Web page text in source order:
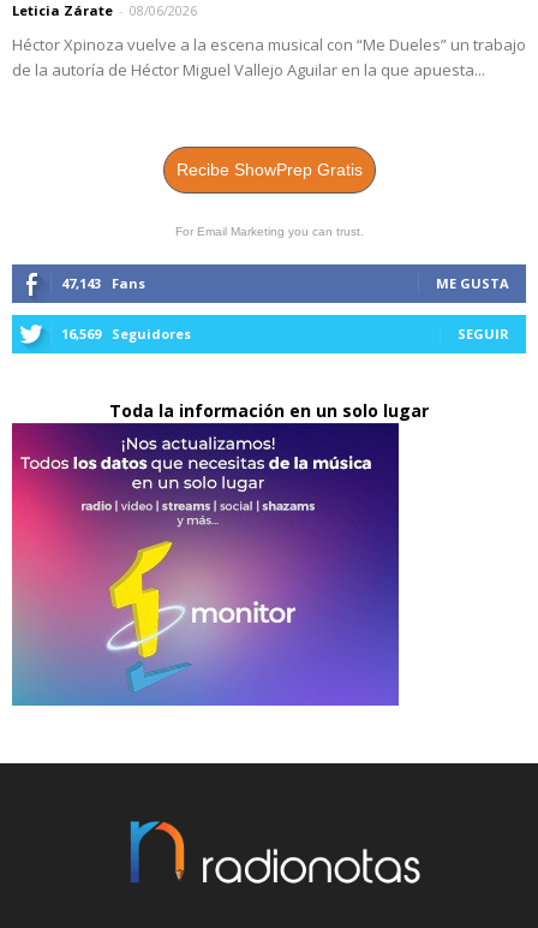
Leticia Zárate - 08/06/2026
Héctor Xpinoza vuelve a la escena musical con “Me Dueles” un trabajo
de la autoría de Héctor Miguel Vallejo Aguilar en la que apuesta...
Recibe ShowPrep Gratis
For Email Marketing you can trust.
47,143 Fans ME GUSTA
16,569 Seguidores SEGUIR
Toda la información en un solo lugar